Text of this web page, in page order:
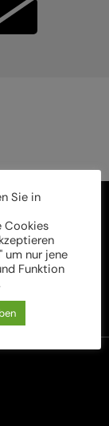
Sie in
Cookies
um nur jene
Funktion